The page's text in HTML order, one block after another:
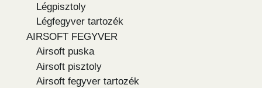
Légpisztoly
Légfegyver tartozék
AIRSOFT FEGYVER
Airsoft puska
Airsoft pisztoly
Airsoft fegyver tartozék